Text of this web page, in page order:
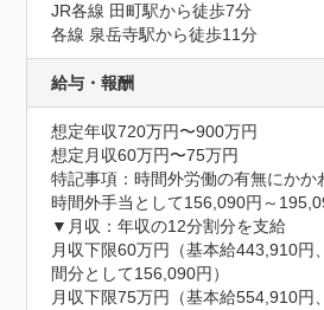
JR各線 田町駅から徒歩7分
各線 泉岳寺駅から徒歩11分
給与・報酬
想定年収720万円〜900万円
想定月収60万円〜75万円
特記事項：時間外労働の有無にかか
時間外手当として156,090円～
▼月収：年収の12分割分を支給
月収下限60万円（基本給443,910円
間分として156,090円）
月収下限75万円（基本給554,910円